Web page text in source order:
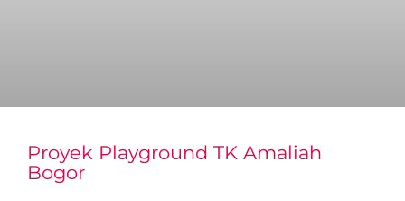
Proyek Playground TK Amaliah
Bogor